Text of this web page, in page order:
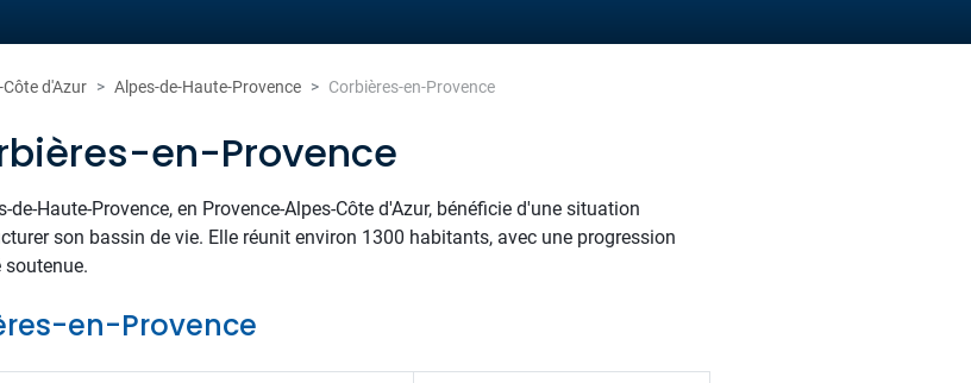
d'Azur Alpes-de-Haute-Provence Corbières-en-Provence
en-Provence
de-Haute-Provence, en Provence-Alpes-Côte d'Azur, bénéficie d'une situation
son bassin de vie. Elle réunit environ 1300 habitants, avec une progression
en-Provence